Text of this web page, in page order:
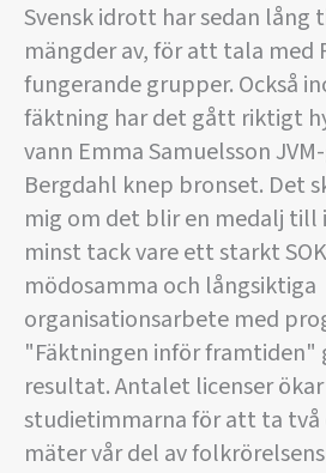
Svensk idrott har sedan lång
mängder av, för att tala med
fungerande grupper. Också
fäktning har det gått riktigt
vann Emma Samuelsson
Bergdahl knep bronset. Det
mig om det blir en medalj
minst tack vare ett starkt
mödosamma och långsiktiga
organisationsarbete med
"Fäktningen inför framtiden"
resultat. Antalet licenser
studietimmarna för att ta två
mäter vår del av